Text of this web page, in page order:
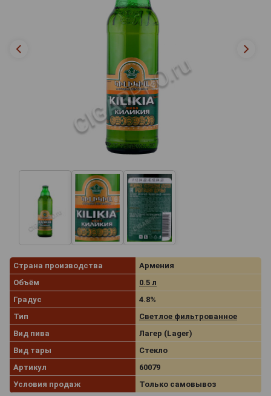
Страна производства
Армения
Объём
0.5 л
Градус
4.8%
Тип
Светлое фильтрованное
Вид пива
Лагер (Lager)
Вид тары
Стекло
Артикул
60079
Условия продаж
Только самовывоз